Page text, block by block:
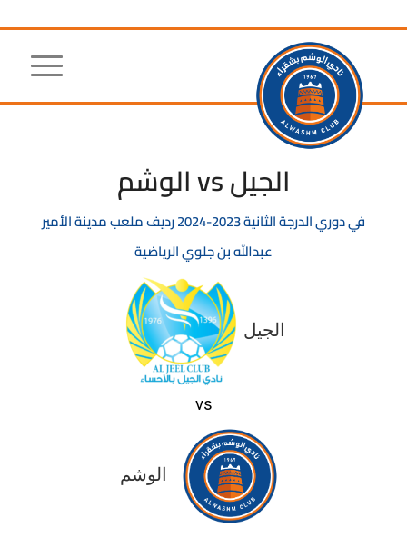
الجيل vs الوشم
فيدوري الدرجة الثانية2023-2024
رديف ملعب مدينة الأمير
عبدالله بن جلوي الرياضية
الجيل
vs
الوشم